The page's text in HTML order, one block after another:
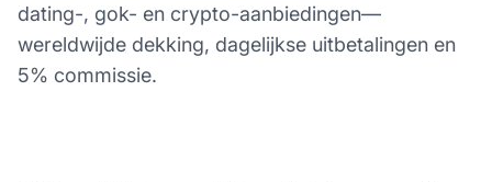
dating-, gok- en crypto-aanbiedingen—
wereldwijde dekking, dagelijkse uitbetalingen en
5% commissie.